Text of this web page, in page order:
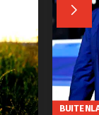
